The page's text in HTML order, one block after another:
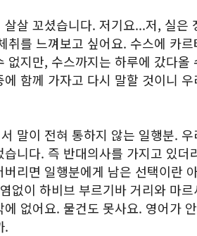
살살 꼬셨습니다. 저기요...저, 실은
취를 느껴보고 싶어요. 수스에 카
없지만, 수스까지는 하루에 갔다
에 함께 가자고 다시 말할 것이니
말이 전혀 통하지 않는 일행분.
습니다. 즉 반대의사를 가지고 있
버리면 일행분에게 남은 선택이란
없이 하비브 부르기바 거리와 마
에 없어요. 물건도 못사요. 영어가
.